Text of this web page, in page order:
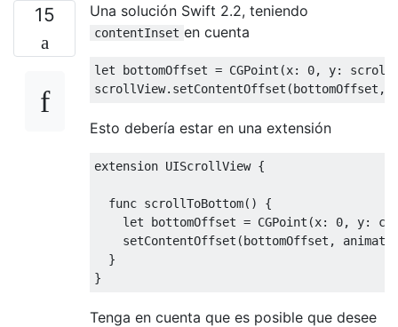
15 Una solución Swift 2.2, teniendo
contentInset en cuenta
let bottomOffset = CGPoint (x: 0, y:
scrollView. setContentOffset (bottomOffset ,
Esto debería estar en una extensión
extension UIScrollView {
  func scrollToBottom
()
{
let bottomOffset = CGPoint (x: 0, y:
    setContentOffset
(bottomOffset ,
}
}
Tenga en cuenta que es posible que desee